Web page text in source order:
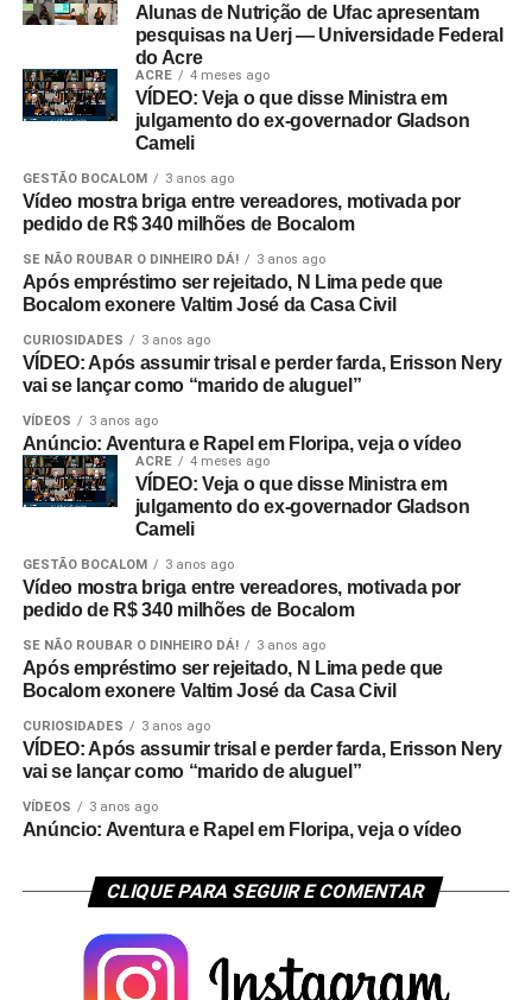
Alunas de Nutrição de Ufac apresentam
pesquisas na Uerj — Universidade Federal
do Acre
ACRE 4 meses ago
VÍDEO: Veja o que disse Ministra em
julgamento do ex-governador Gladson
Cameli
GESTÃO BOCALOM 3 anos ago
Vídeo mostra briga entre vereadores, motivada por
pedido de R$ 340 milhões de Bocalom
SE NÃO ROUBAR O DINHEIRO DÁ! 3 anos ago
Após empréstimo ser rejeitado, N Lima pede que
Bocalom exonere Valtim José da Casa Civil
CURIOSIDADES 3 anos ago
VÍDEO: Após assumir trisal e perder farda, Erisson Nery
vai se lançar como “marido de aluguel”
VÍDEOS 3 anos ago
Anúncio: Aventura e Rapel em Floripa, veja o vídeo
ACRE 4 meses ago
VÍDEO: Veja o que disse Ministra em
julgamento do ex-governador Gladson
Cameli
GESTÃO BOCALOM 3 anos ago
Vídeo mostra briga entre vereadores, motivada por
pedido de R$ 340 milhões de Bocalom
SE NÃO ROUBAR O DINHEIRO DÁ! 3 anos ago
Após empréstimo ser rejeitado, N Lima pede que
Bocalom exonere Valtim José da Casa Civil
CURIOSIDADES 3 anos ago
VÍDEO: Após assumir trisal e perder farda, Erisson Nery
vai se lançar como “marido de aluguel”
VÍDEOS 3 anos ago
Anúncio: Aventura e Rapel em Floripa, veja o vídeo
CLIQUE PARA SEGUIR E COMENTAR